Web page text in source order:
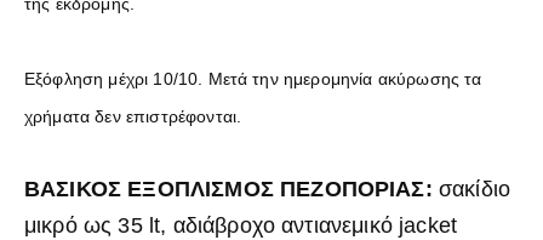
της εκδρομής.
Εξόφληση μέχρι 10/10. Μετά την ημερομηνία ακύρωσης τα
χρήματα δεν επιστρέφονται.
ΒΑΣΙΚΟΣ ΕΞΟΠΛΙΣΜΟΣ ΠΕΖΟΠΟΡΙΑΣ: σακίδιο
μικρό ως 35 lt, αδιάβροχο αντιανεμικό jacket